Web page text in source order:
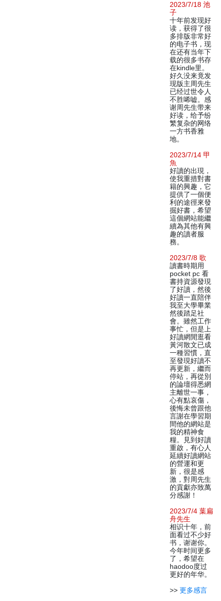
2023/7/18 池
子
十年前发现好
读，获得了很
多排版非常好
的电子书，现
在还有当年下
载的很多书存
在kindle里。
好久没来竟发
现版主周先生
已经过世令人
不胜唏嘘。感
谢周先生带来
好读，给予纷
繁复杂的网络
一方书香雅
地。
2023/7/14 甲
魚
好讀的出現，
使我重措對書
籍的興趣，它
提供了一個便
利的途徑來發
掘好書，希望
這個網站能繼
續為其他有興
趣的讀者服
務。
2023/7/8 歌
讀書時期用
pocket pc 看
書持資源發現
了好讀，然後
好讀一直陪伴
我至大學畢業
然後踏足社
會。雖然工作
事忙，但是上
好讀網閒逛看
黃河散文已成
一種習慣，直
至發現好讀不
再更新，繼而
停站，再從別
的論壇得悉網
主離世一事，
心有點哀傷，
後悔未曾跟他
言謝在學習期
間他的網站是
我的精神食
糧。見到好讀
重啟，有心人
延續好讀網站
的營運和更
新，很是感
激，對周先生
的貢獻亦致萬
分感謝！
2023/7/4 葉扁
舟先生
相识十年，前
面看过不少好
书，谢谢你。
今年时间更多
了，希望在
haodoo度过
更好的年华。
>> 更多感言